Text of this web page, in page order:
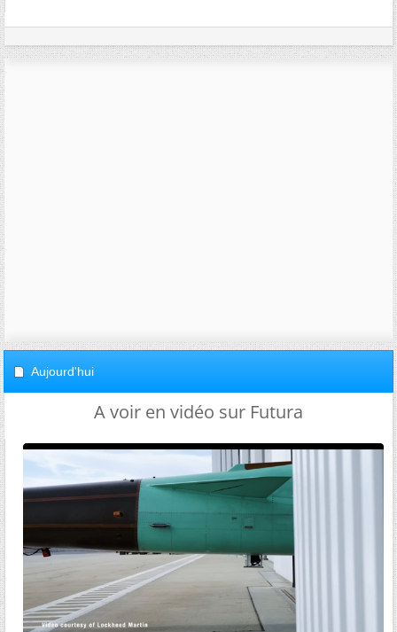
Aujourd'hui
A voir en vidéo sur Futura